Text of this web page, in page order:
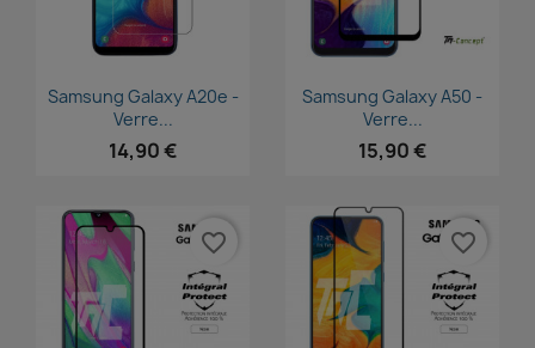
Aperçu rapide
Samsung Galaxy A20e -
Verre...
14,90 €
Aperçu rapide
Samsung Galaxy A50 -
Verre...
15,90 €
favorite_border favorite_border